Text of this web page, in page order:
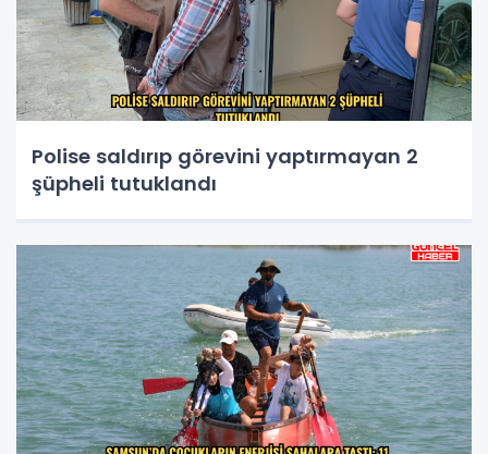
Polise saldırıp görevini yaptırmayan 2
şüpheli tutuklandı